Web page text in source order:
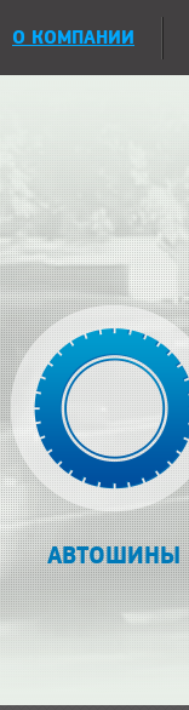
О КОМПАНИИ
АВТОШИНЫ